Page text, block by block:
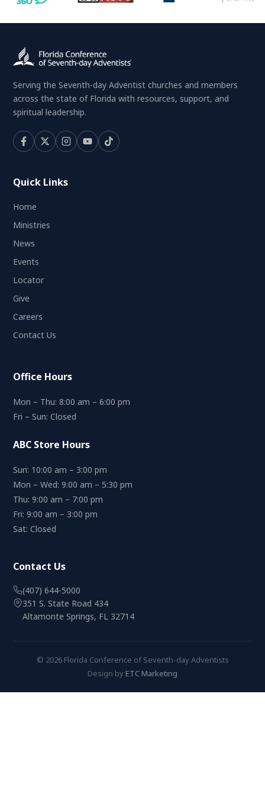
Serving the Seventh-day Adventist churches and members
across the state of Florida with resources, support, and
spiritual leadership.
Quick Links
Home
Ministries
News
Events
Locator
Give
Careers
Contact Us
Office Hours
Mon – Thu: 8:00 am – 6:00 pm
Fri – Sun: Closed
ABC Store Hours
Sun: 10:00 am – 3:00 pm
Mon – Wed: 9:00 am – 5:30 pm
Thu: 9:00 am – 7:00 pm
Fri: 9:00 am – 3:00 pm
Sat: Closed
Contact Us
(407) 644-5000
351 S. State Road 434
Altamonte Springs, FL 32714
© 2026 Florida Conference of Seventh-day Adventists
Design by ETC Marketing